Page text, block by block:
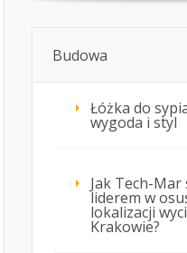
Budowa
Łóżka do
wygoda i styl
Jak Tech-Mar
liderem w
lokalizacji
Krakowie?